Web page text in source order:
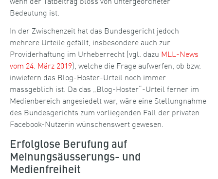
Bedeutung ist.
In der Zwischenzeit hat das Bundesgericht jedoch
mehrere Urteile gefällt, insbesondere auch zur
Providerhaftung im Urheberrecht (vgl. dazu MLL-News
vom 24. März 2019), welche die Frage aufwerfen, ob bzw.
inwiefern das Blog-Hoster-Urteil noch immer
massgeblich ist. Da das „Blog-Hoster“-Urteil ferner im
Medienbereich angesiedelt war, wäre eine Stellungnahme
des Bundesgerichts zum vorliegenden Fall der privaten
Facebook-Nutzerin wünschenswert gewesen.
Erfolglose Berufung auf
Meinungsäusserungs- und
Medienfreiheit